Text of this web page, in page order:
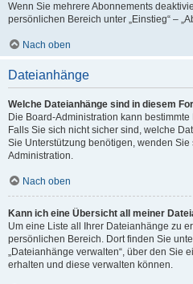
Wenn Sie mehrere Abonnements
persönlichen Bereich unter „Einstieg“ –
Nach oben
Dateianhänge
Welche Dateianhänge sind in diesem
Die Board-Administration kann
Falls Sie sich nicht sicher sind, welche
Sie Unterstützung benötigen, wenden
Administration.
Nach oben
Kann ich eine Übersicht all meiner
Um eine Liste all Ihrer Dateianhänge zu
persönlichen Bereich. Dort finden Sie
„Dateianhänge verwalten“, über den Sie
erhalten und diese verwalten können.